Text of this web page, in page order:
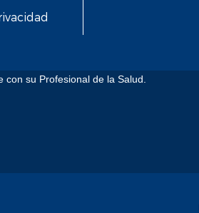
su Profesional de la Salud.